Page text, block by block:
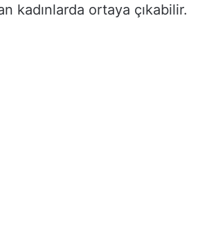
kadınlarda ortaya çıkabilir.